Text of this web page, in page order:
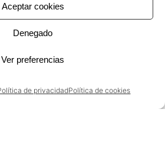
Aceptar cookies
Denegado
Ver preferencias
de privacidadPolítica de cookies